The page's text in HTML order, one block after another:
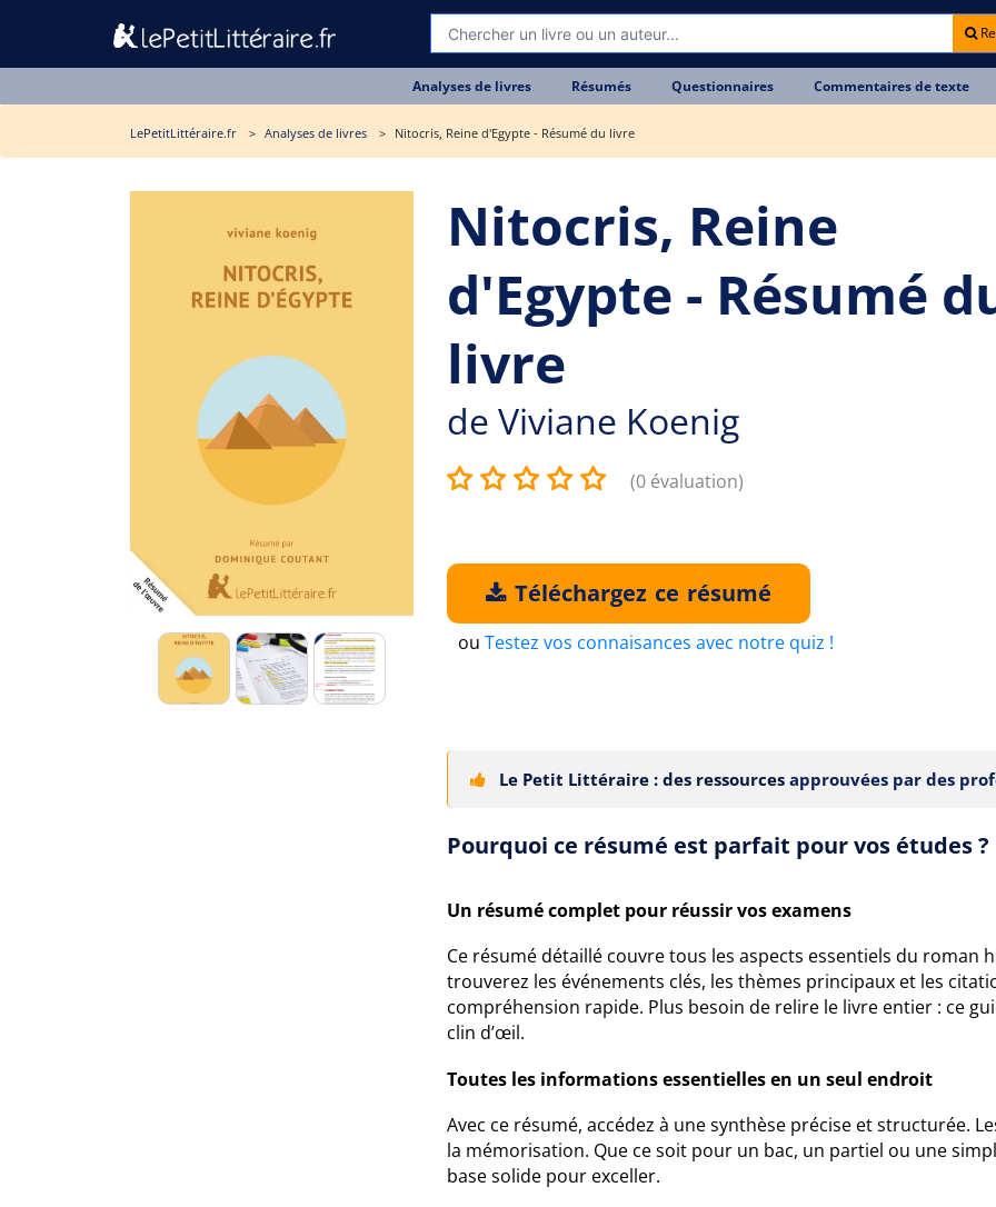
Analyses de livres Résumés Questionnaires Commentaires de texte
LePetitLittéraire.fr Analyses de livres Nitocris, Reine d'Egypte - Résumé du livre
Nitocris, Reine
d'Egypte - Résumé
livre
de Viviane Koenig
(0 évaluation)
Téléchargez ce résumé
ou Testez vos connaisances avec notre quiz !
Le Petit Littéraire : des ressources approuvées par des
Pourquoi ce résumé est parfait pour vos études ?
Un résumé complet pour réussir vos examens
Ce résumé détaillé couvre tous les aspects essentiels du roman
trouverez les événements clés, les thèmes principaux et les
compréhension rapide. Plus besoin de relire le livre entier : ce
clin d’œil.
Toutes les informations essentielles en un seul endroit
Avec ce résumé, accédez à une synthèse précise et structurée.
la mémorisation. Que ce soit pour un bac, un partiel ou une
base solide pour exceller.